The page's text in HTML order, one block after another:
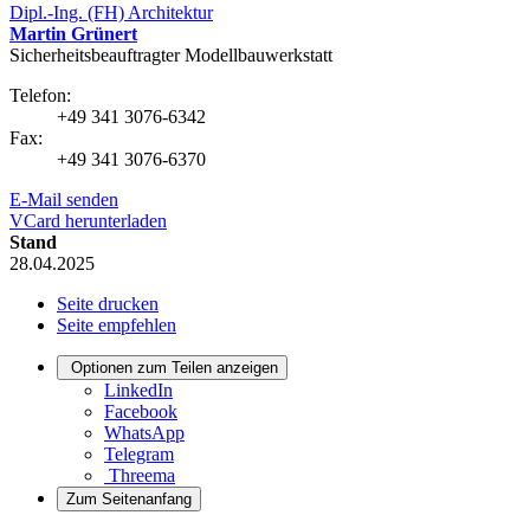
Dipl.-Ing. (FH) Architektur
Martin Grünert
Sicherheitsbeauftragter Modellbauwerkstatt
Telefon:
+49 341 3076-6342
Fax:
+49 341 3076-6370
E-Mail senden
VCard herunterladen
Stand
28.04.2025
Seite drucken
Seite empfehlen
Optionen zum Teilen anzeigen
LinkedIn
Facebook
WhatsApp
Telegram
Threema
Zum Seitenanfang